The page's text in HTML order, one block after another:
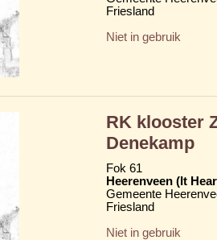
Friesland
Niet in gebruik
RK klooster
Denekamp
Fok 61
Heerenveen (It
Gemeente
Friesland
Niet in gebruik